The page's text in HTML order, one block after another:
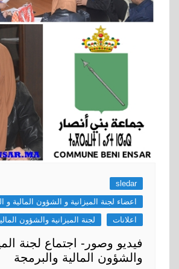
sledar
اعضاء لجنة الميزانية و الشؤون المالية و
اعلانات
لجنة الميزانية والشؤون
فيديو وصور- اجتماع لجنة
والشؤون المالية والبرمجة